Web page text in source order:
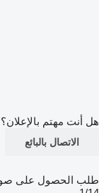
هل أنت مهتم بالإعلان؟
الاتصال بالبائع
طلب الحصول على